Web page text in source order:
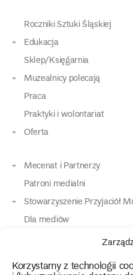
Korzystamy z technologii
Roczniki Sztuki Śląskiej
Edukacja
Sklep/Księgarnia
Muzealnicy polecają
Praca
Praktyki i wolontariat
Oferta
Mecenat i Partnerzy
Patroni medialni
Stowarzyszenie Przyjaciół
Dla mediów
Dla osób o specjalnych